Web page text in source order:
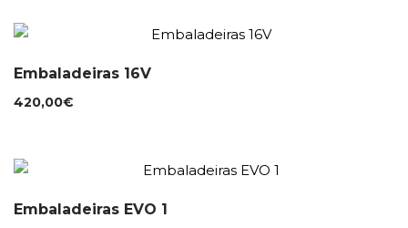
Embaladeiras 16V
420,00€
Embaladeiras EVO 1